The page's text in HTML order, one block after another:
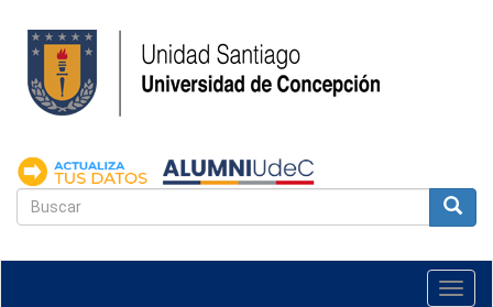
contenido
principal
FORMULARIO